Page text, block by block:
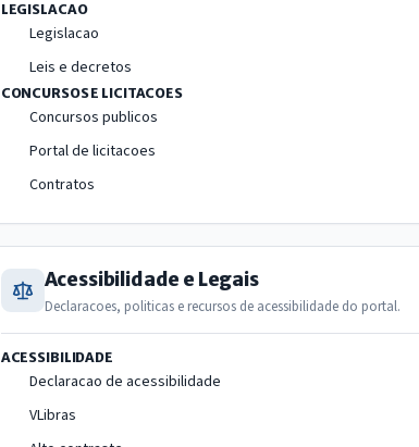
LEGISLACAO
Legislacao
Leis e decretos
CONCURSOS E LICITACOES
Concursos publicos
Portal de licitacoes
Contratos
Acessibilidade e Legais
Declaracoes, politicas e recursos de acessibilidade do portal.
ACESSIBILIDADE
Declaracao de acessibilidade
VLibras